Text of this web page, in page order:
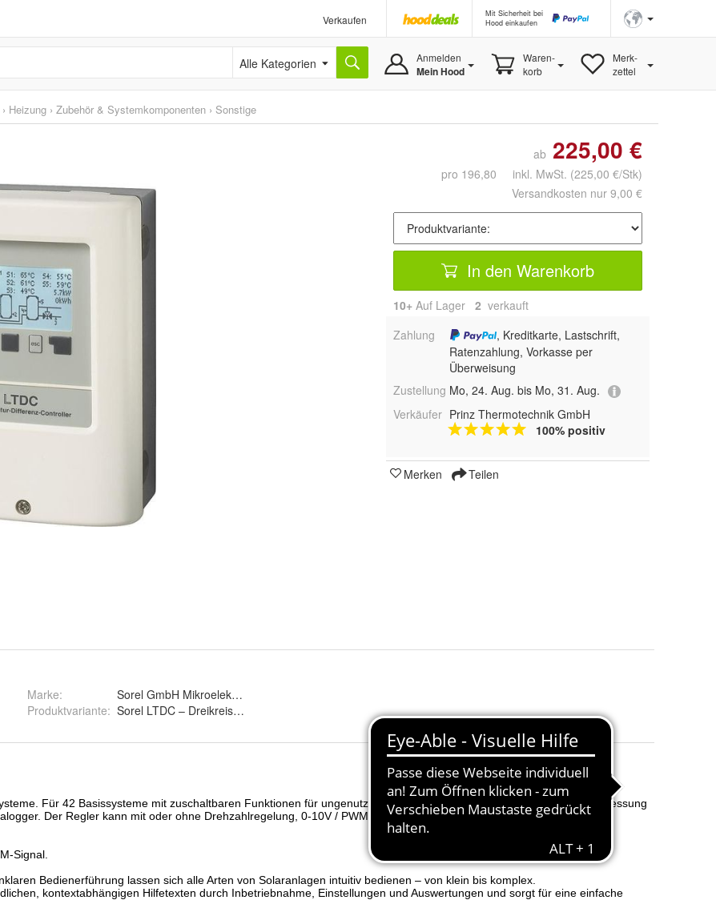
Verkaufen
Mit Sicherheit bei
Hood einkaufen
Alle Kategorien Anmelden
Mein Hood
Waren-
korb
Merk-
zettel
› Heizung › Zubehör & Systemkomponenten › Sonstige
ab 225,00 €
pro 196,80 inkl. MwSt. (225,00 €/Stk)
Versandkosten nur 9,00 €
In den Warenkorb
10+ Auf Lager 2 verkauft
Zahlung
, Kreditkarte, Lastschrift,
Ratenzahlung, Vorkasse per
Überweisung
Zustellung Mo, 24. Aug. bis Mo, 31. Aug.
Verkäufer Prinz Thermotechnik GmbH
100% positiv
Merken Teilen
Marke:
Sorel GmbH Mikroelektronik
Produktvariante: